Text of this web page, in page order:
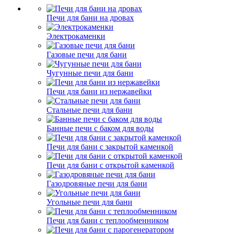
Печи для бани на дровах
Электрокаменки
Газовые печи для бани
Чугунные печи для бани
Печи для бани из нержавейки
Стальные печи для бани
Банные печи с баком для воды
Печи для бани с закрытой каменкой
Печи для бани с открытой каменкой
Газодровяные печи для бани
Угольные печи для бани
Печи для бани с теплообменником